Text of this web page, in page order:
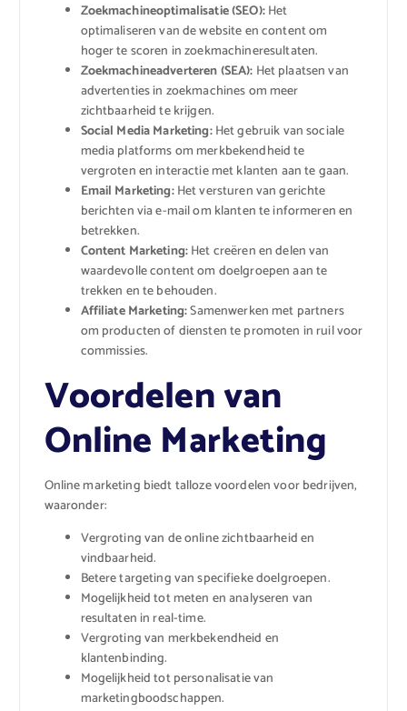
Zoekmachineoptimalisatie (SEO):Het
optimaliseren van de website en content om
hoger te scoren in zoekmachineresultaten.
Zoekmachineadverteren (SEA): Het plaatsen van
advertenties in zoekmachines om meer
zichtbaarheid te krijgen.
Social Media Marketing:Het gebruik van sociale
media platforms om merkbekendheid te
vergroten en interactie met klanten aan te gaan.
Email Marketing:Het versturen van gerichte
berichten via e-mail om klanten te informeren en
betrekken.
Content Marketing:Het creëren en delen van
waardevolle content om doelgroepen aan te
trekken en te behouden.
Affiliate Marketing:Samenwerken met partners
om producten of diensten te promoten in ruil voor
commissies.
Voordelen van
Online Marketing
Online marketing biedt talloze voordelen voor bedrijven,
waaronder:
Vergroting van de online zichtbaarheid en
vindbaarheid.
Betere targeting van specifieke doelgroepen.
Mogelijkheid tot meten en analyseren van
resultaten in real-time.
Vergroting van merkbekendheid en
klantenbinding.
Mogelijkheid tot personalisatie van
marketingboodschappen.